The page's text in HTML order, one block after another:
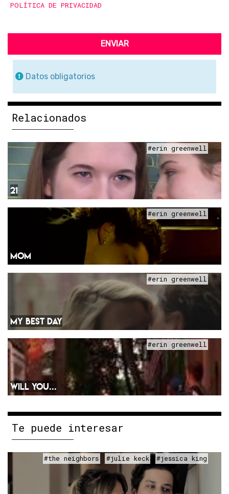
POLÍTICA DE PRIVACIDAD
ENVIAR
Datos obligatorios
Relacionados
#erin greenwell
21
#erin greenwell
MOM
#erin greenwell
MY BEST DAY
#erin greenwell
WILL YOU...
Te puede interesar
#the neighbors #julie keck #jessica king